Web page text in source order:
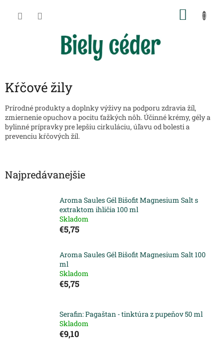
Kŕčové žily
Prírodné produkty a doplnky výživy na podporu zdravia žíl,
zmiernenie opuchov a pocitu ťažkých nôh. Účinné krémy, gély a
bylinné prípravky pre lepšiu cirkuláciu, úľavu od bolesti a
prevenciu kŕčových žíl.
Najpredávanejšie
Aroma Saules Gél Bišofit Magnesium Salt s
extraktom ihličia 100 ml
Skladom
€5,75
Aroma Saules Gél Bišofit Magnesium Salt 100
ml
Skladom
€5,75
Serafin: Pagaštan - tinktúra z pupeňov 50 ml
Skladom
€9,10